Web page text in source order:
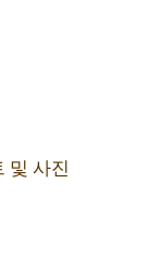
및 사진